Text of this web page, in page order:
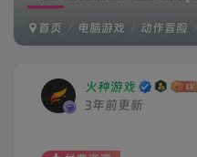
首页 电脑游戏 动作冒险
火种游戏
3年前更新